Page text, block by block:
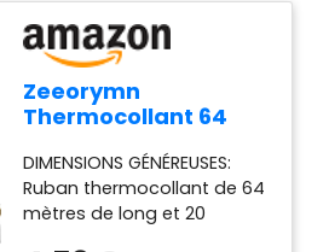
Zeeorymn
Thermocollant 64
Adhésif
Thermofusible
Ourlet Sans Couture
pour Pantalon,
DIMENSIONS GÉNÉREUSES:
Ruban thermocollant de 64
mètres de long et 20